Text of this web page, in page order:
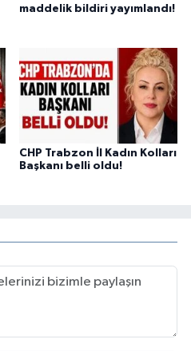
maddelik bildiri yayımlandı!
CHP Trabzon İl Kadın Kolları
Başkanı belli oldu!